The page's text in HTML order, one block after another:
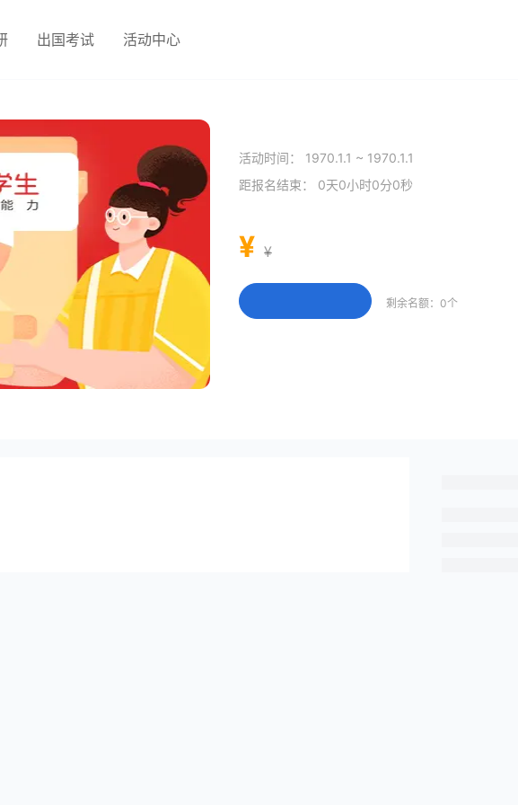
出国考试 活动中心
活动时间： 1970.1.1 ~ 1970.1.1
距报名结束： 0天0小时0分0秒
¥ ¥
剩余名额：0个